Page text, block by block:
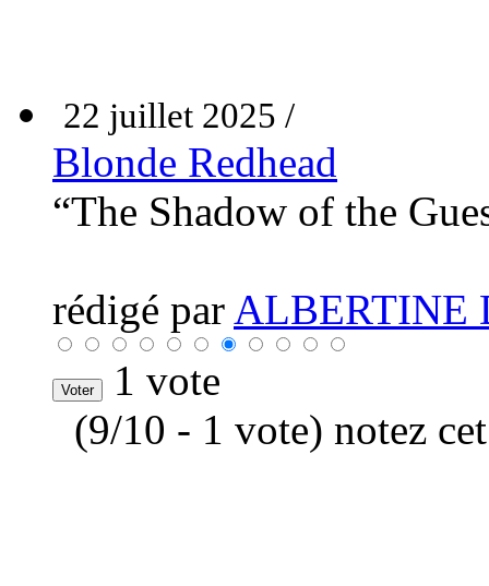
22 juillet 2025 /
Blonde Redhead
“The Shadow of the
rédigé par ALBERTINE
1 vote
(9/10 - 1 vote) notez